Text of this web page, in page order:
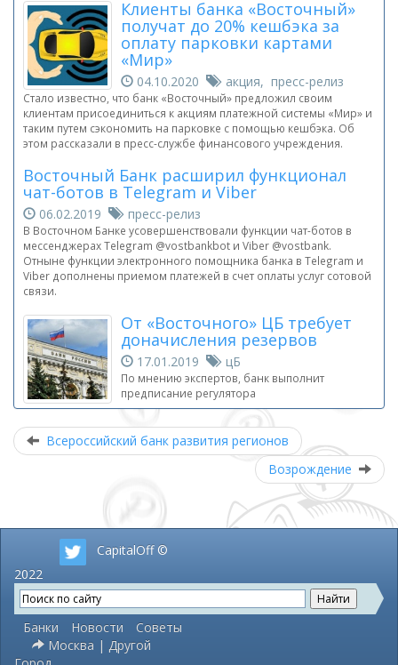
Клиенты банка «Восточный»
получат до 20% кешбэка за
оплату парковки картами
«Мир»
04.10.2020 акция, пресс-релиз
Стало известно, что банк «Восточный» предложил своим
клиентам присоединиться к акциям платежной системы «Мир» и
таким путем сэкономить на парковке с помощью кешбэка. Об
этом рассказали в пресс-службе финансового учреждения.
Восточный Банк расширил функционал
чат-ботов в Telegram и Viber
06.02.2019 пресс-релиз
В Восточном Банке усовершенствовали функции чат-ботов в
мессенджерах Telegram @vostbankbot и Viber @vostbank.
Отныне функции электронного помощника банка в Telegram и
Viber дополнены приемом платежей в счет оплаты услуг сотовой
связи.
От «Восточного» ЦБ требует
доначисления резервов
17.01.2019 цБ
По мнению экспертов, банк выполнит
предписание регулятора
Всероссийский банк развития регионов
Возрождение
CapitalOff ©
2022
Банки Новости
Советы
Москва | Другой